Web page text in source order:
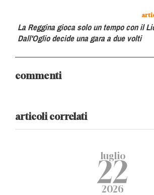
La Reggina gioca solo un tempo con il
Dall'Oglio decide una gara a due volti
commenti
articoli correlati
luglio
22
2026